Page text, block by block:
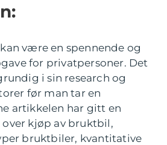
være en spennende og
for privatpersoner. Det
i sin research og
før man tar en
artikkelen har gitt en
kjøp av bruktbil,
bruktbiler, kvantitative